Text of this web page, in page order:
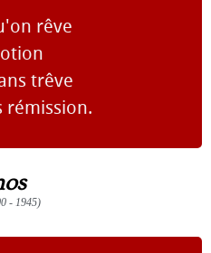
rêve
trêve
rémission.
- 1945)